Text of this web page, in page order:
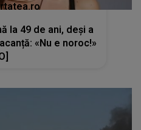
la 49 de ani, deși a
«Nu e noroc!»